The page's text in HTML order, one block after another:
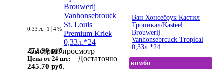
Быстрый просмотр
0.33 л. 1 4 %
272.90 руб.
Цена от 24 шт:
245.70 руб.
Достаточно
Ван Хонсебрук Кастил
Тропикал/Kasteel
Brouwerij
Vanhonsebrouck Tropical
0,33л.*24
комбо